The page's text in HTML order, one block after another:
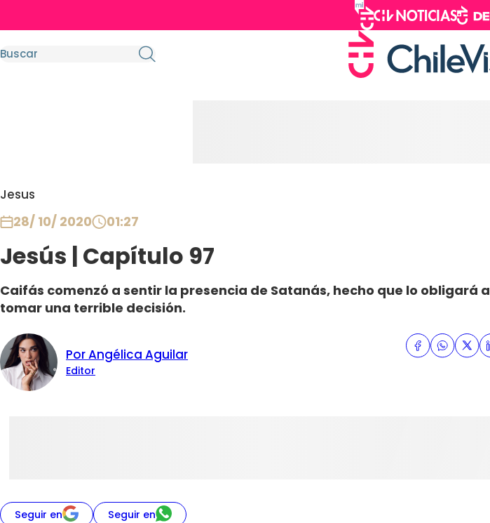
Jesus
28/ 10/ 2020 01:27
Jesús | Capítulo 97
Caifás comenzó a sentir la presencia de Satanás, hecho que lo obligará a
tomar una terrible decisión.
Por Angélica Aguilar
Editor
Seguir en Seguir en